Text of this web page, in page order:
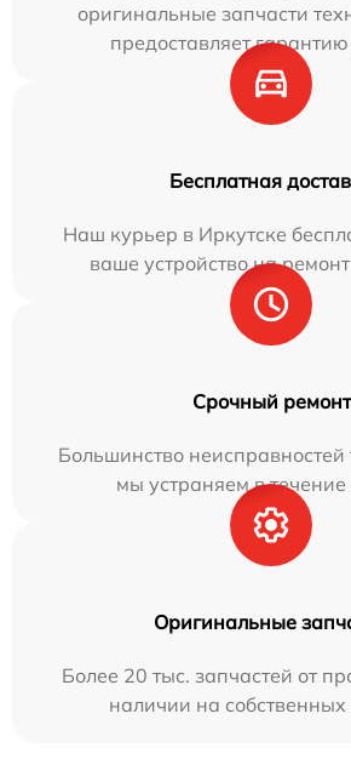
оригинальные запчасти
предоставляет гарантию
Бесплатная
Наш курьер в Иркутске
ваше устройство на
Срочный ремонт
Большинство неисправностей
мы устраняем в течение
Оригинальные
Более 20 тыс. запчастей от
наличии на собственных